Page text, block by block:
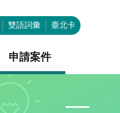
雙語詞彙 臺北卡
申請案件